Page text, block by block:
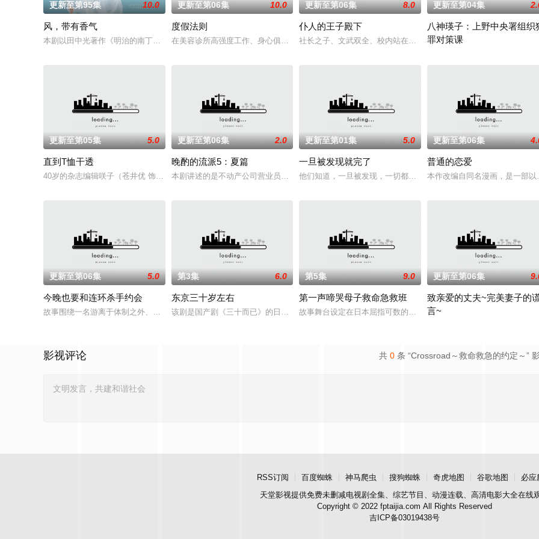
更新至第95集 10.0
风，带有香气
本剧以田中光著作《明治的南丁格尔 大关和物语》为原案，取材自日本首位专业女
更新至第06集 10.0
度假法则
在美容诊所高强度工作、身心俱疲的星野绿（桥本环奈 饰），因诊所突然倒闭而失
更新至第06集 8.0
仆人的王子殿下
社长之子、文武双全、校内站在金字塔顶端的五藤直也（小川饰），
更新至第04集
八神瑛子：上野中央署组织
罪对策课
更新至第05集 5.0
直到T恤干透
40岁的杂志编辑咲子（苍井优 饰）原本深信自己拥有美满的婚姻，但在卷入一场
更新至第06集 2.0
晚酌的流派5：夏篇
本剧讲述的是不动产公司营业员伊泽美幸（栗山千明 饰）围绕“如何在一天结束时
更新至第01集 5.0
一旦被发现就完了
他们知道，一旦被发现，一切都会结束。一对高中情侣努力守护他们
更新至第06集
普通的恋爱
本作改编自同名漫画，是一部以
更新至第06集 5.0
今晚也要和连环杀手约会
故事围绕一名游离于体制之外、孤傲冷峻的“独狼”刑警，与一位拥有特异功能的神
第3集 6.0
东京三十岁左右
该剧是国产剧《三十而已》的日本翻拍版。故事讲述曾从外地来到憧憬的东京的三位
第5集 9.0
第一声啼哭母子救命急救班
故事舞台设定在日本屈指可数的顶级豪华医院“圣菲奥娜医院”。少子化
更新至第06集
致亲爱的丈夫~完美妻子的
言~
共 0 条 “Crossroad～救命救急的约定～”
影视评论
RSS订阅 百度蜘蛛 神马爬虫 搜狗蜘蛛 奇虎地图 谷歌地图
必应
天堂影视提供免费未删减电视剧全集、综艺节目、动漫连载、高清电影大全在线
Copyright © 2022 fptaijia.com All Rights Reserved
吉ICP备03019438号